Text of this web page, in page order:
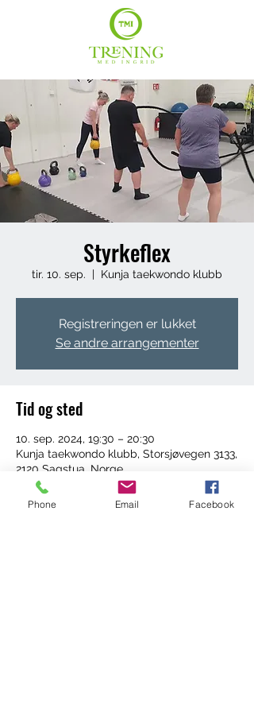
Styrkeflex
tir. 10. sep.
  |
Kunja taekwondo klubb
Registreringen er lukket
Se andre arrangementer
Tid og sted
10. sep. 2024, 19:30 – 20:30
Kunja taekwondo klubb, Storsjøvegen 3133,
2120 Sagstua, Norge
Phone Email Facebook